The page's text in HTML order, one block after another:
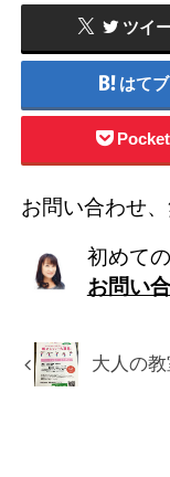
ツイ
はてブ
Pocket
お問い合わせ
初めて
お問い
大人の